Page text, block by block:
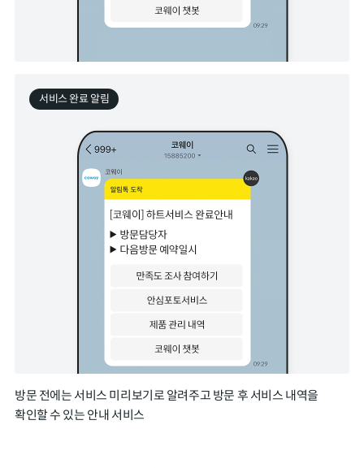
서비스 완료 알림
방문 전에는 서비스 미리보기로 알려주고 방문 후 서비스 내역을
확인할 수 있는 안내 서비스